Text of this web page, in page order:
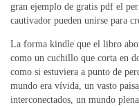
gran ejemplo de gratis pdf el
cautivador pueden unirse para
La forma kindle que el libro
como un cuchillo que corta en
como si estuviera a punto de
mundo era vívida, un vasto
interconectados, un mundo